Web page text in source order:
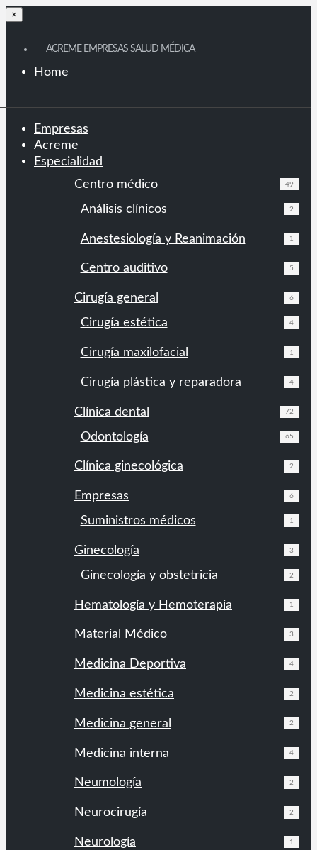
×
ACREME EMPRESAS SALUD MÉDICA
Home
Empresas
Acreme
Especialidad
Centro médico
49
Análisis clínicos 2
Anestesiología y Reanimación 1
Centro auditivo 5
Cirugía general 6
Cirugía estética 4
Cirugía maxilofacial 1
Cirugía plástica y reparadora 4
Clínica dental 72
Odontología 65
Clínica ginecológica 2
Empresas 6
Suministros médicos 1
Ginecología 3
Ginecología y obstetricia 2
Hematología y Hemoterapia 1
Material Médico 3
Medicina Deportiva 4
Medicina estética 2
Medicina general 2
Medicina interna 4
Neumología 2
Neurocirugía 2
Neurología 1